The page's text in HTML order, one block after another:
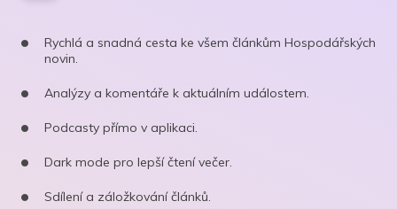
Rychlá a snadná cesta ke všem článkům Hospodářských
novin.
Analýzy a komentáře k aktuálním událostem.
Podcasty přímo v aplikaci.
Dark mode pro lepší čtení večer.
Sdílení a záložkování článků.